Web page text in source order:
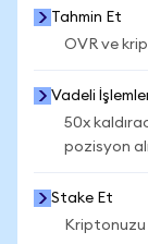
Tahmin Et
OVR ve
Vadeli
50x
pozisyon
Stake Et
Kriptonuzu